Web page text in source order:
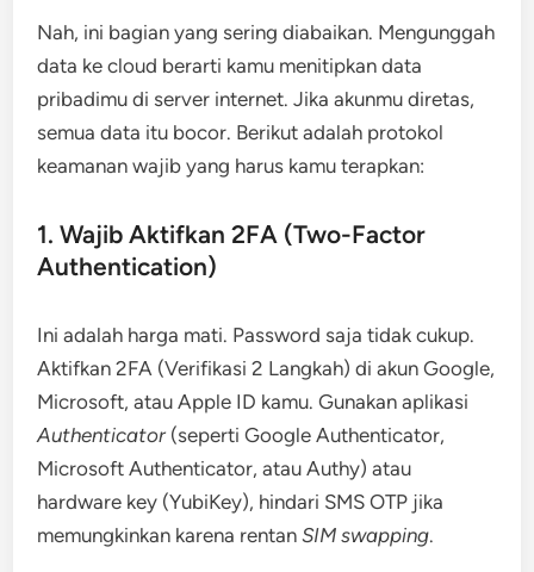
Nah, ini bagian yang sering diabaikan. Mengunggah
data ke cloud berarti kamu menitipkan data
pribadimu di server internet. Jika akunmu diretas,
semua data itu bocor. Berikut adalah protokol
keamanan wajib yang harus kamu terapkan:
1. Wajib Aktifkan 2FA (Two-Factor
Authentication)
Ini adalah harga mati. Password saja tidak cukup.
Aktifkan 2FA (Verifikasi 2 Langkah) di akun Google,
Microsoft, atau Apple ID kamu. Gunakan aplikasi
Authenticator (seperti Google Authenticator,
Microsoft Authenticator, atau Authy) atau
hardware key (YubiKey), hindari SMS OTP jika
memungkinkan karena rentanSIM swapping.